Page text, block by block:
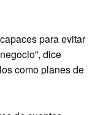
para evitar
dice
como planes de